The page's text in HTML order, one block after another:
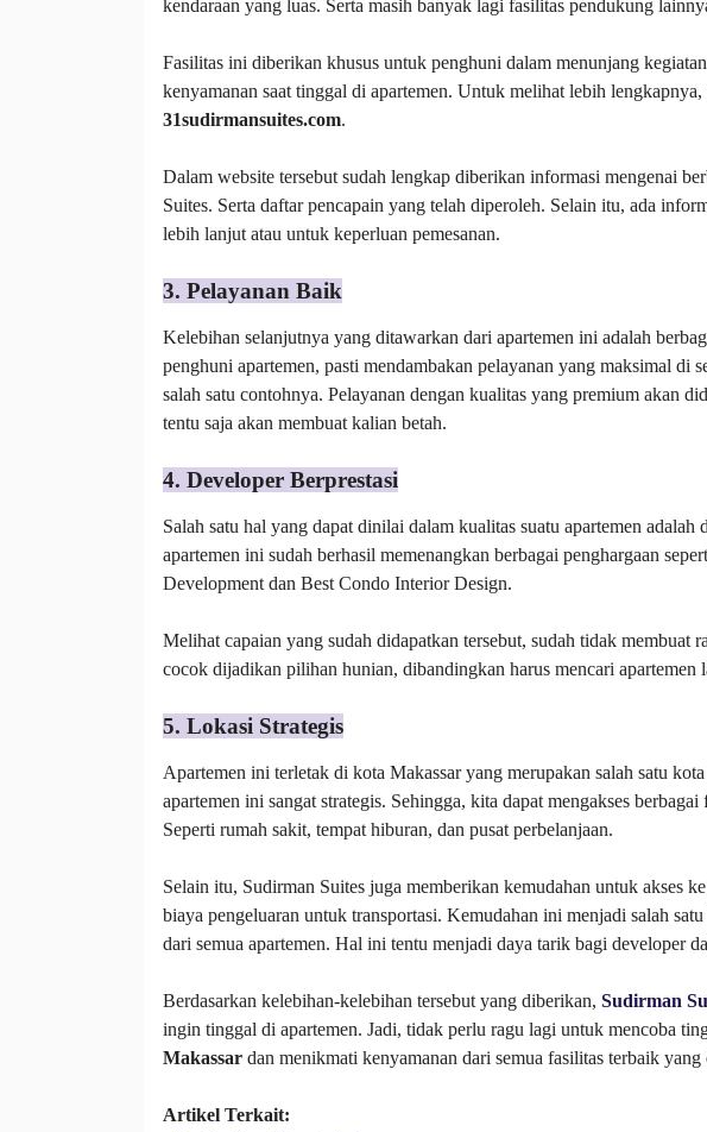
kendaraan yang luas. Serta masih banyak lagi fasilitas pendukung
Fasilitas ini diberikan khusus untuk penghuni dalam menunjang
kenyamanan saat tinggal di apartemen. Untuk melihat lebih
31sudirmansuites.com.
Dalam website tersebut sudah lengkap diberikan informasi mengenai
Suites. Serta daftar pencapain yang telah diperoleh. Selain itu, ada
lebih lanjut atau untuk keperluan pemesanan.
3. Pelayanan Baik
Kelebihan selanjutnya yang ditawarkan dari apartemen ini adalah
penghuni apartemen, pasti mendambakan pelayanan yang maksimal di
salah satu contohnya. Pelayanan dengan kualitas yang premium akan
tentu saja akan membuat kalian betah.
4. Developer Berprestasi
Salah satu hal yang dapat dinilai dalam kualitas suatu apartemen
apartemen ini sudah berhasil memenangkan berbagai penghargaan
Development dan Best Condo Interior Design.
Melihat capaian yang sudah didapatkan tersebut, sudah tidak membuat
cocok dijadikan pilihan hunian, dibandingkan harus mencari apartemen
5. Lokasi Strategis
Apartemen ini terletak di kota Makassar yang merupakan salah satu
apartemen ini sangat strategis. Sehingga, kita dapat mengakses
Seperti rumah sakit, tempat hiburan, dan pusat perbelanjaan.
Selain itu, Sudirman Suites juga memberikan kemudahan untuk akses
biaya pengeluaran untuk transportasi. Kemudahan ini menjadi salah
dari semua apartemen. Hal ini tentu menjadi daya tarik bagi developer
Berdasarkan kelebihan-kelebihan tersebut yang diberikan, Sudirman
ingin tinggal di apartemen. Jadi, tidak perlu ragu lagi untuk mencoba
Makassardan menikmati kenyamanan dari semua fasilitas terbaik yang
Artikel Terkait: